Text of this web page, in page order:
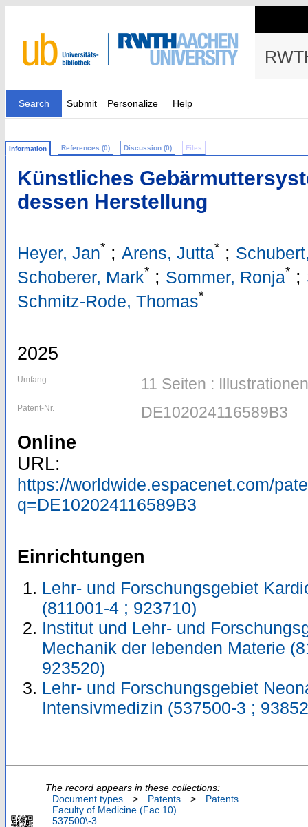
Search Submit Personalize Help
Information References (0) Discussion (0) Files
Künstliches
dessen Herstellung
Heyer, Jan* ; Arens, Jutta* ;
Schoberer, Mark* ; Sommer, Ronja* ;
Schmitz-Rode, Thomas*
2025
Umfang 11 Seiten : Illustrationen
Patent-Nr. DE102024116589B3
Online
URL:
https://worldwide.espacenet.com/
q=DE102024116589B3
Einrichtungen
Lehr- und Forschungsgebiet
(811001-4 ; 923710)
Institut und Lehr- und
Mechanik der lebenden Materie
923520)
Lehr- und Forschungsgebiet
Intensivmedizin (537500-3 ;
The record appears in these collections:
Document types
> Patents >
Patents
Faculty of Medicine (Fac.10)
537500\-3